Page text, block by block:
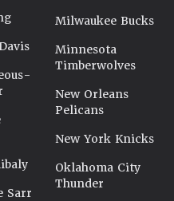
Sarr
Milwaukee Bucks
Minnesota
Timberwolves
New Orleans
Pelicans
New York Knicks
Oklahoma City
Thunder